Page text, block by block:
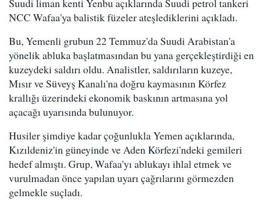
Suudi liman kenti Yenbu açıklarında Suudi petrol tankeri
NCC Wafaa'ya balistik füzeler ateşlediklerini açıkladı.
Bu, Yemenli grubun 22 Temmuz'da Suudi Arabistan'a
yönelik abluka başlatmasından bu yana gerçekleştirdiği en
kuzeydeki saldırı oldu. Analistler, saldırıların kuzeye,
Mısır ve Süveyş Kanalı'na doğru kaymasının Körfez
krallığı üzerindeki ekonomik baskının artmasına yol
açacağı uyarısında bulunuyor.
Husiler şimdiye kadar çoğunlukla Yemen açıklarında,
Kızıldeniz'in güneyinde ve Aden Körfezi'ndeki gemileri
hedef almıştı. Grup, Wafaa'yı ablukayı ihlal etmek ve
vurulmadan önce yapılan uyarı çağrılarını görmezden
gelmekle suçladı.